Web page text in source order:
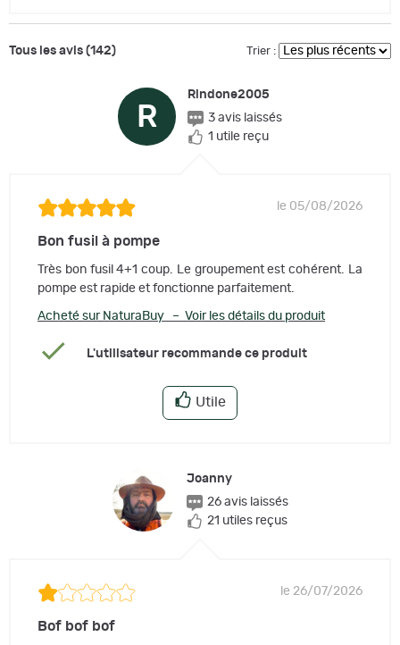
Tous les avis (142) Trier :
R
Rindone2005
3 avis laissés
1 utile reçu
le 05/08/2026
Bon fusil à pompe
Très bon fusil 4+1 coup. Le groupement est cohérent. La
pompe est rapide et fonctionne parfaitement.
Acheté sur NaturaBuy – Voir les détails du produit
L'utilisateur recommande ce produit
Utile
Joanny
26 avis laissés
21 utiles reçus
le 26/07/2026
Bof bof bof